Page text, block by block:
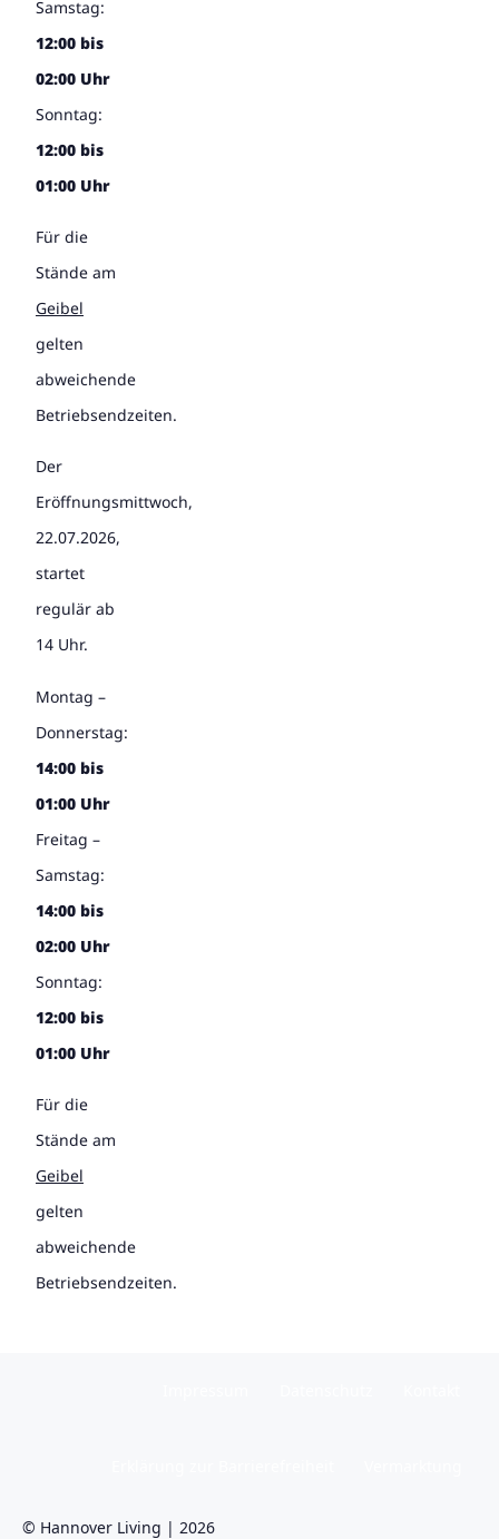
Samstag:
12:00 bis
02:00 Uhr
Sonntag:
12:00 bis
01:00 Uhr
Für die
Stände am
Geibel
gelten
abweichende
Betriebsendzeiten.
Der
Eröffnungsmittwoch,
22.07.2026,
startet
regulär ab
14 Uhr.
Montag –
Donnerstag:
14:00 bis
01:00 Uhr
Freitag –
Samstag:
14:00 bis
02:00 Uhr
Sonntag:
12:00 bis
01:00 Uhr
Für die
Stände am
Geibel
gelten
abweichende
Betriebsendzeiten.
© Hannover Living | 2026